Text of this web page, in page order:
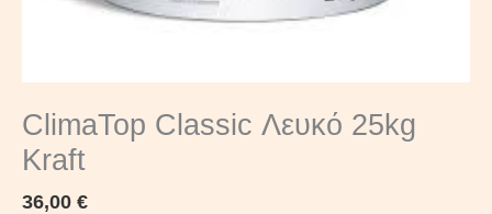
ClimaTop Classic Λευκό 25kg
Kraft
36,00 €